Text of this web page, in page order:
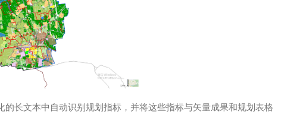
长文本中自动识别规划指标，并将这些指标与矢量成果和规划表格